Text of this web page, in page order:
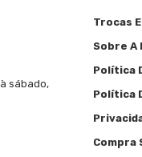
sábado,
Trocas
Sobre A
Política
Política
Compra